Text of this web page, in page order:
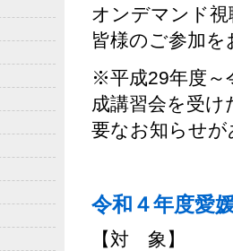
オンデマンド
皆様のご参加
※平成29年度～
成講習会を受
要なお知らせ
令和４年度愛
【対 象】 医